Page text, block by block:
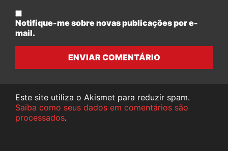
Notifique-me sobre novas publicações por e-
mail.
ENVIAR COMENTÁRIO
Este site utiliza o Akismet para reduzir spam.
Saiba como seus dados em comentários são
processados.